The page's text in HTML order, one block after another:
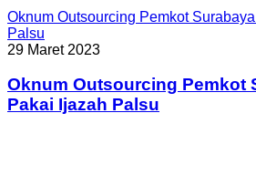
Oknum Outsourcing Pemkot
Palsu
29 Maret 2023
Oknum Outsourcing Pemkot
Pakai Ijazah Palsu